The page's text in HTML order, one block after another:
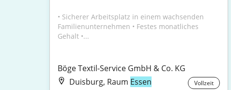
• Sicherer Arbeitsplatz in einem wachsenden
Familienunternehmen • Festes monatliches
Gehalt •...
Böge Textil-Service GmbH & Co. KG
Duisburg, Raum Essen Vollzeit